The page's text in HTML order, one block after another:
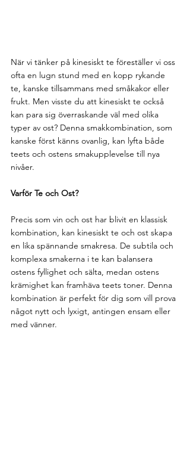
När vi tänker på kinesiskt te föreställer vi oss
ofta en lugn stund med en kopp rykande
te, kanske tillsammans med småkakor eller
frukt. Men visste du att kinesiskt te också
kan para sig överraskande väl med olika
typer av ost? Denna smakkombination, som
kanske först känns ovanlig, kan lyfta både
teets och ostens smakupplevelse till nya
nivåer.
Varför Te och Ost?
Precis som vin och ost har blivit en klassisk
kombination, kan kinesiskt te och ost skapa
en lika spännande smakresa. De subtila och
komplexa smakerna i te kan balansera
ostens fyllighet och sälta, medan ostens
krämighet kan framhäva teets toner. Denna
kombination är perfekt för dig som vill prova
något nytt och lyxigt, antingen ensam eller
med vänner.